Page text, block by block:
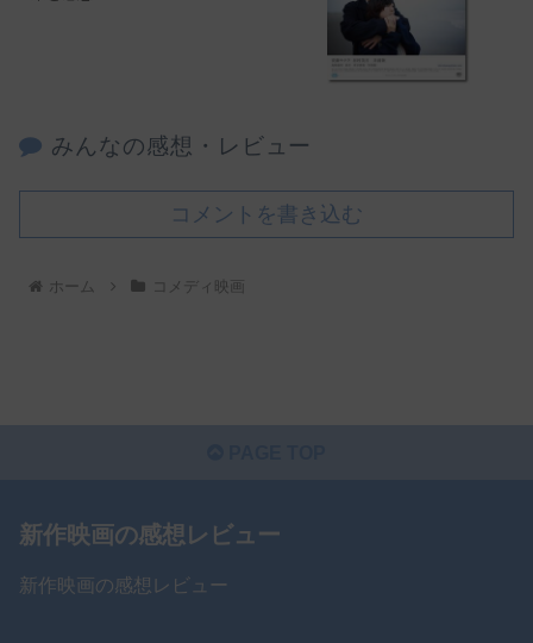
みんなの感想・レビュー
コメントを書き込む
ホーム コメディ映画
新作映画の感想レビュー
新作映画の感想レビュー